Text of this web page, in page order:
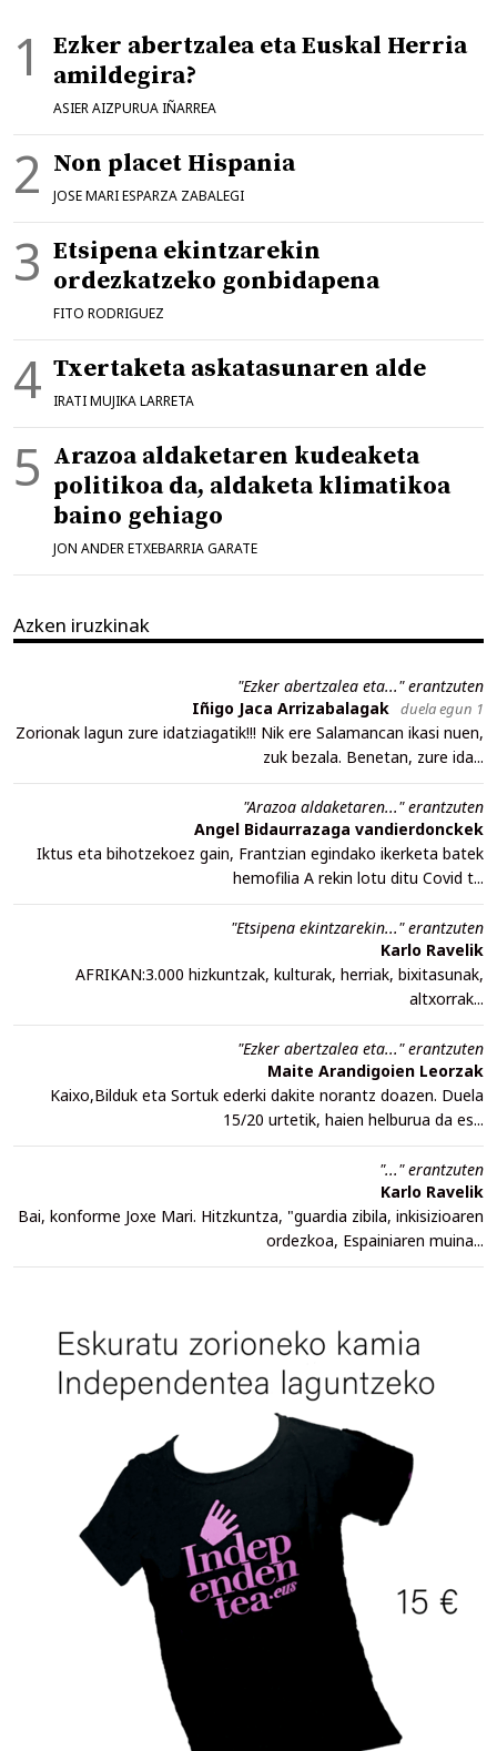
Ezker abertzalea eta Euskal Herria
amildegira?
ASIER AIZPURUA IÑARREA
Non placet Hispania
JOSE MARI ESPARZA ZABALEGI
Etsipena ekintzarekin
ordezkatzeko gonbidapena
FITO RODRIGUEZ
Txertaketa askatasunaren alde
IRATI MUJIKA LARRETA
Arazoa aldaketaren kudeaketa
politikoa da, aldaketa klimatikoa
baino gehiago
JON ANDER ETXEBARRIA GARATE
Azken iruzkinak
"Ezker abertzalea eta..." erantzuten
Iñigo Jaca Arrizabalagak duela egun 1
Zorionak lagun zure idatziagatik!!! Nik ere Salamancan ikasi nuen,
zuk bezala. Benetan, zure ida...
"Arazoa aldaketaren..." erantzuten
Angel Bidaurrazaga vandierdonckek
Iktus eta bihotzekoez gain, Frantzian egindako ikerketa batek
hemofilia A rekin lotu ditu Covid t...
"Etsipena ekintzarekin..." erantzuten
Karlo Ravelik
AFRIKAN:3.000 hizkuntzak, kulturak, herriak, bixitasunak,
altxorrak...
"Ezker abertzalea eta..." erantzuten
Maite Arandigoien Leorzak
Kaixo,Bilduk eta Sortuk ederki dakite norantz doazen. Duela
15/20 urtetik, haien helburua da es...
"..." erantzuten
Karlo Ravelik
Bai, konforme Joxe Mari. Hitzkuntza, "guardia zibila, inkisizioaren
ordezkoa, Espainiaren muina...